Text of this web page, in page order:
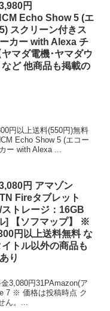
円
Echo Show 5 (エ
スクリーン付きス
カー with Alexa チ
マダ電機･ヤマダウ
ど 他商品も掲載の
円以上送料(550円)無料
Echo Show 5 (エコー
ー with Alexa ...
円 アマゾン
Fireタブレット
ストレージ：16GB
] 【ソフマップ】 ※
円以上送料無料 な
トル以外の商品も
り
3,080円31PAmazon(ア
7 ※ 価格は投稿時点 ク
ん。...